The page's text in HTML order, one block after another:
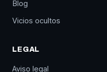
Blog
Vicios ocultos
LEGAL
Aviso legal